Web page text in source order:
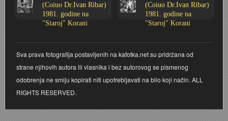
Auto cross
Adamo klub
8. slet Bratstva i jedinstva 13. lipnja 1965. godine
Lovni i ribolovni turizam
Motocross
Nepokoreni grad - Trojanski konj (epizoda)
Novogodišnje čestitke
PUNK
Obitelj Klemenčić
Krešimir Perušić - Nogomet
KUD REČICA
Mery Berti - karlovačka Žuži
(Coiuo Dr.Ivan Ribar)
1981. godine na
"Staroj" Korani
(Coiuo Dr.Ivan Ribar)
1981. godine na
"Staroj" Korani
Sva prava fotografija postavljenih na kafotka.net su pridržana od
strane njihovih autora ili vlasnika i bez autorovog se pismenog
odobrenja ne smiju kopirati niti upotrebljavati na bilo koji način. ALL
RIGHTS RESERVED.